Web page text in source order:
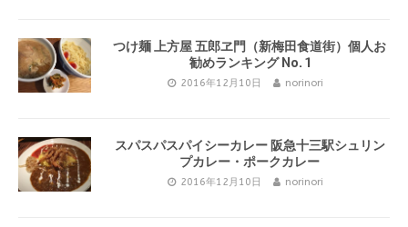
つけ麺 上方屋 五郎ヱ門（新梅田食道街）個人お
勧めランキング No. 1
2016年12月10日 norinori
スパスパスパイシーカレー 阪急十三駅シュリン
プカレー・ポークカレー
2016年12月10日 norinori